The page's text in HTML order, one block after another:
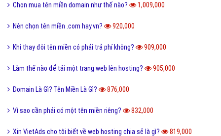
Chọn mua tên miền domain như thế nào? 1,009,000
Nên chọn tên miền .com hay.vn? 920,000
Khi thay đôi tên miền có phải trả phí không? 909,000
Làm thế nào để tải một trang web lên hosting? 905,000
Domain Là Gì? Tên Miền Là Gì? 876,000
Vì sao cần phải có một tên miền riêng? 832,000
Xin VietAds cho tôi biết về web hosting chia sẻ là gì? 819,000